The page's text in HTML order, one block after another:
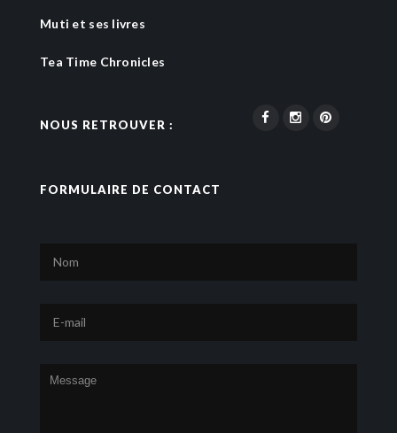
Muti et ses livres
Tea Time Chronicles
NOUS RETROUVER :
FORMULAIRE DE CONTACT